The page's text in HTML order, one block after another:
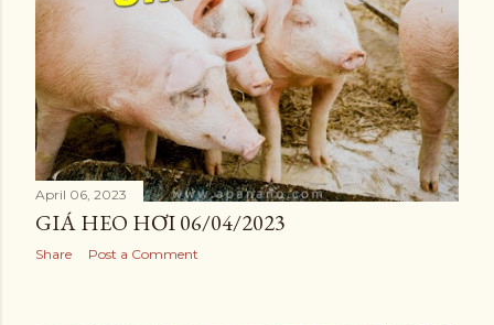
April 06, 2023
GIÁ HEO HƠI 06/04/2023
Share Post a Comment